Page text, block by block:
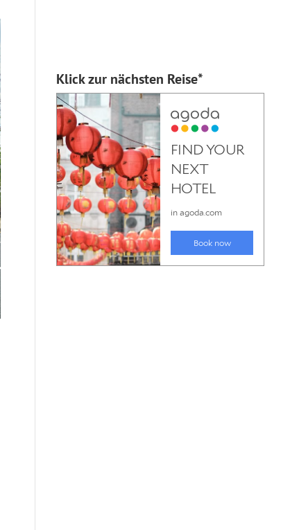
Klick zur nächsten Reise*